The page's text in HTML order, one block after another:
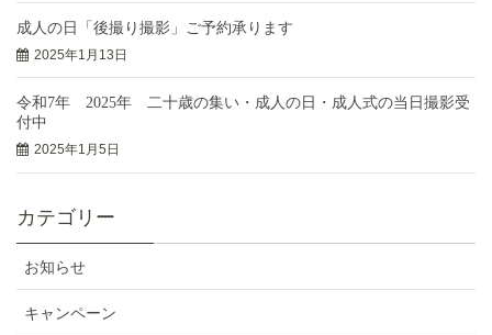
成人の日「後撮り撮影」ご予約承ります
2025年1月13日
令和7年 2025年 二十歳の集い・成人の日・成人式の当日撮影受
付中
2025年1月5日
カテゴリー
お知らせ
キャンペーン